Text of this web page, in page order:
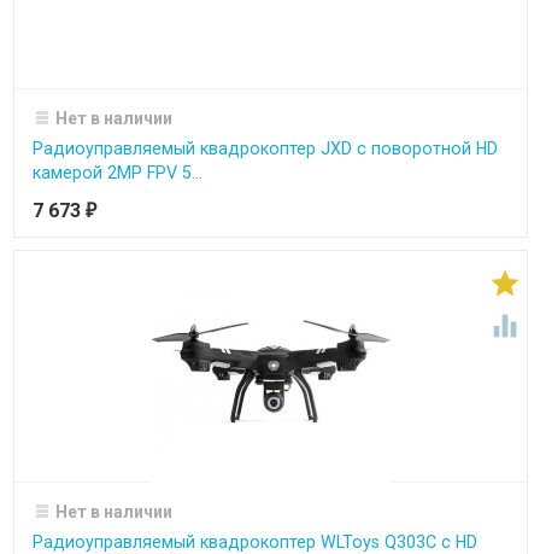
Нет в наличии
Радиоуправляемый квадрокоптер JXD с поворотной HD
камерой 2MP FPV 5...
7 673 ₽


Нет в наличии
Радиоуправляемый квадрокоптер WLToys Q303C с HD